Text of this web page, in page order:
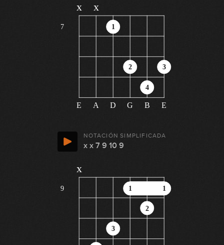
7
E A D G B E
1
x x
2
4
3
NOTACIÓN SIMPLIFICADA
x x 7 9 10 9
9 1 1
x
3
2